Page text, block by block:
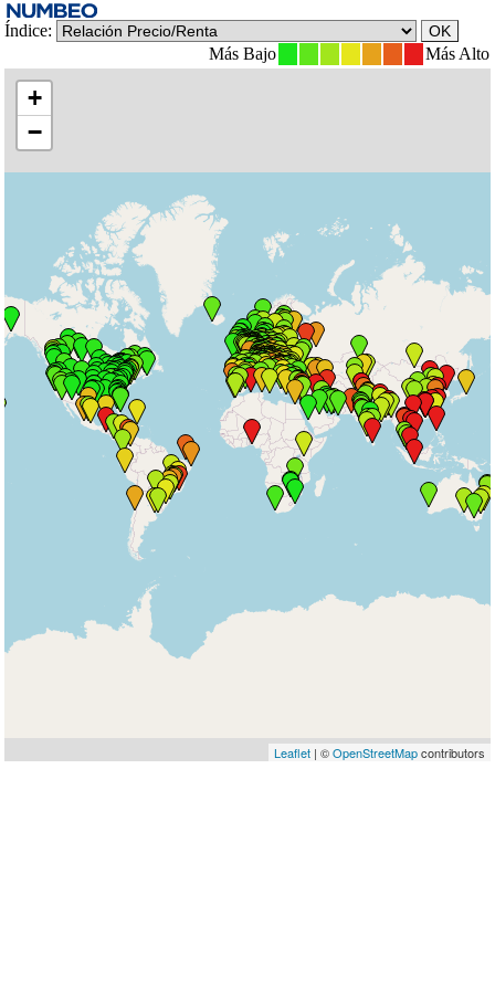
Índice:
Más Bajo
Más Alto
+
−
Leaflet| ©OpenStreetMapcontributors